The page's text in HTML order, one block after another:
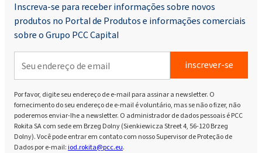
Inscreva-se para receber informações sobre novos
produtos no Portal de Produtos e informações comerciais
sobre o Grupo PCC Capital
inscrever-se
Por favor, digite seu endereço de e-mail para assinar a newsletter. O
fornecimento do seu endereço de e-mail é voluntário, mas se não o fizer, não
poderemos enviar-lhe a newsletter. O administrador de dados pessoais é PCC
Rokita SA com sede em Brzeg Dolny (Sienkiewicza Street 4, 56-120 Brzeg
Dolny). Você pode entrar em contato com nosso Supervisor de Proteção de
Dados por e-mail:iod.rokita@pcc.eu.